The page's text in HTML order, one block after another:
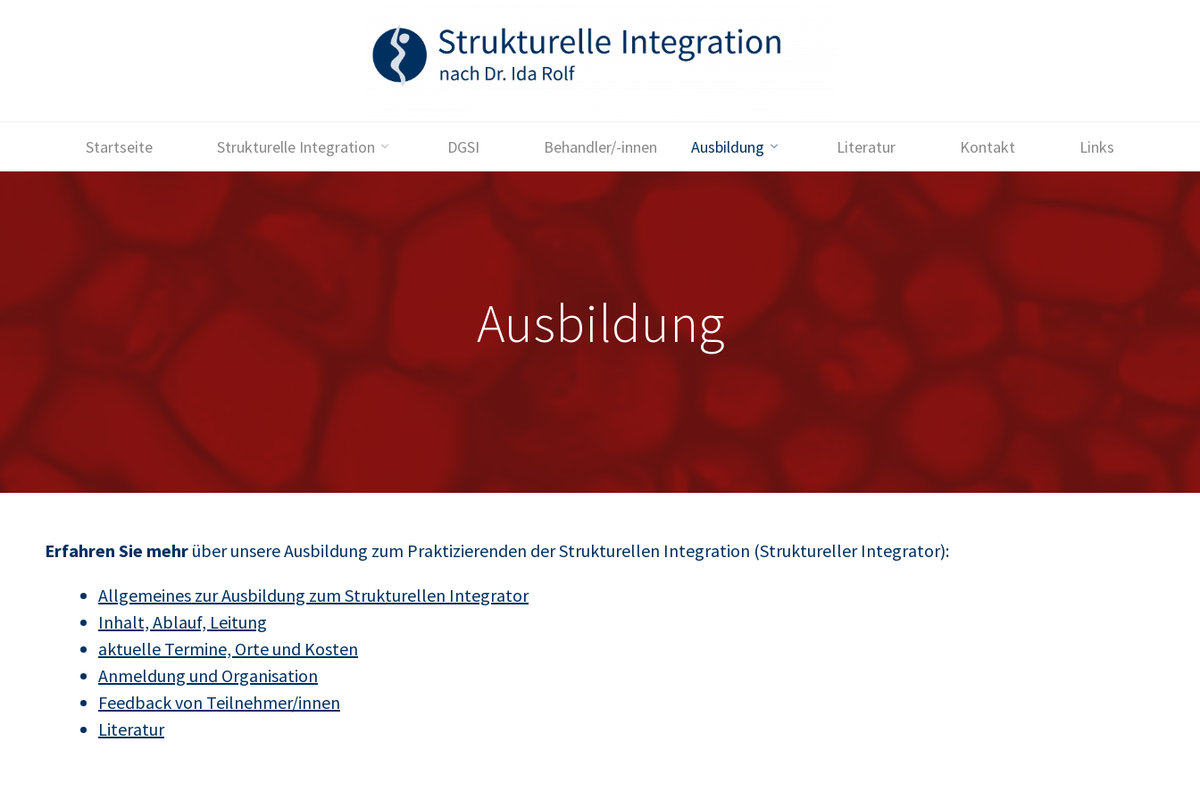
Startseite Strukturelle Integration DGSI Behandler/-innen Ausbildung Literatur Kontakt Links
Ausbildung
Erfahren Sie mehr über unsere Ausbildung zum Praktizierenden der Strukturellen Integration (Struktureller Integrator):
Allgemeines zur Ausbildung zum Strukturellen Integrator
Inhalt, Ablauf, Leitung
aktuelle Termine, Orte und Kosten
Anmeldung und Organisation
Feedback von Teilnehmer/innen
Literatur